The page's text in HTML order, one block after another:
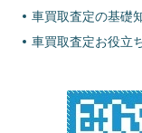
車買取査定の基礎
車買取査定お役立